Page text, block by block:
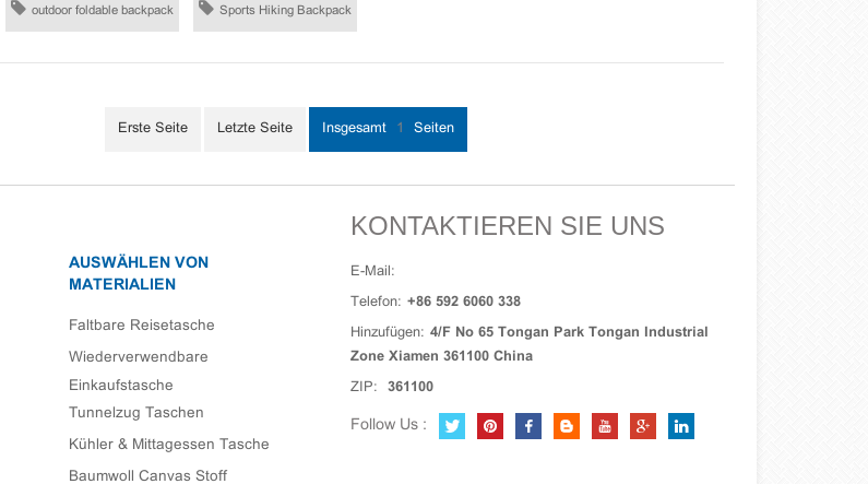
outdoor foldable backpack Sports Hiking Backpack
Erste Seite Letzte Seite Insgesamt 1 Seiten
AUSWÄHLEN VON
MATERIALIEN
Faltbare Reisetasche
Wiederverwendbare
Einkaufstasche
Tunnelzug Taschen
Kühler & Mittagessen Tasche
Baumwoll Canvas Stoff
KONTAKTIEREN SIE UNS
E-Mail:
Telefon: +86 592 6060 338
Hinzufügen: 4/F No 65 Tongan Park Tongan Industrial
Zone Xiamen 361100 China
ZIP: 361100
Follow Us :